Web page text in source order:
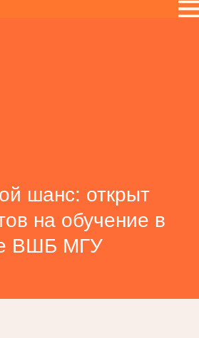
шанс: открыт
на обучение в
ВШБ МГУ